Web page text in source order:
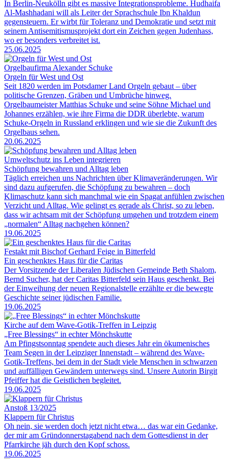
In Berlin-Neukölln gibt es massive Integrationsprobleme. Hudhaifa
Al-Mashhadani will als Leiter der Sprachschule Ibn Khaldun
gegensteuern. Er wirbt für Toleranz und Demokratie und setzt mit
seinem Antisemitismusprojekt dort ein Zeichen gegen Judenhass,
wo er besonders verbreitet ist.
25.06.2025
Orgelbaufirma Alexander Schuke
Orgeln für West und Ost
Seit 1820 werden im Potsdamer Land Orgeln gebaut – über
politische Grenzen, Gräben und Umbrüche hinweg.
Orgelbaumeister Matthias Schuke und seine Söhne Michael und
Johannes erzählen, wie ihre Firma die DDR überlebte, warum
Schuke-Orgeln in Russland erklingen und wie sie die Zukunft des
Orgelbaus sehen.
20.06.2025
Umweltschutz ins Leben integrieren
Schöpfung bewahren und Alltag leben
Täglich erreichen uns Nachrichten über Klimaveränderungen. Wir
sind dazu aufgerufen, die Schöpfung zu bewahren – doch
Klimaschutz kann sich manchmal wie ein Spagat anfühlen zwischen
Verzicht und Alltag. Wie gelingt es gerade als Christ, so zu leben,
dass wir achtsam mit der Schöpfung umgehen und trotzdem einem
„normalen“ Alltag nachgehen können?
19.06.2025
Festakt mit Bischof Gerhard Feige in Bitterfeld
Ein geschenktes Haus für die Caritas
Der Vorsitzende der Liberalen Jüdischen Gemeinde Beth Shalom,
Bernd Sucher, hat der Caritas Bitterfeld sein Haus geschenkt. Bei
der Einweihung der neuen Regionalstelle erzählte er die bewegte
Geschichte seiner jüdischen Familie.
19.06.2025
Kirche auf dem Wave-Gotik-Treffen in Leipzig
„Free Blessings“ in echter Mönchskutte
Am Pfingstsonntag spendete auch dieses Jahr ein ökumenisches
Team Segen in der Leipziger Innenstadt – während des Wave-
Gotik-Treffens, bei dem in der Stadt viele Menschen in schwarzen
und auffälligen Gewändern unterwegs sind. Unsere Autorin Birgit
Pfeiffer hat die Geistlichen begleitet.
19.06.2025
Anstoß 13/2025
Klappern für Christus
Oh nein, sie werden doch jetzt nicht etwa… das war ein Gedanke,
der mir am Gründonnerstagabend nach dem Gottesdienst in der
Pfarrkirche jäh durch den Kopf schoss.
19.06.2025